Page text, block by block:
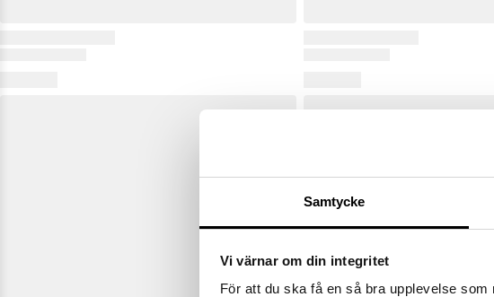
Samtycke
Vi värnar om din integritet
För att du ska få en så bra upplevelse